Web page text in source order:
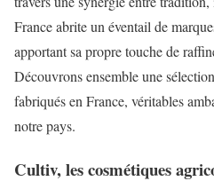
France abrite un éventail de
apportant sa propre touche de
Découvrons ensemble une
fabriqués en France, véritables
notre pays.
Cultiv, les cosmétiques